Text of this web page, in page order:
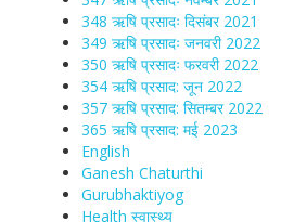
348 ऋषि प्रसादः दिसंबर 2021
349 ऋषि प्रसादः जनवरी 2022
350 ऋषि प्रसादः फरवरी 2022
354 ऋषि प्रसाद: जून 2022
357 ऋषि प्रसाद: सितम्बर 2022
365 ऋषि प्रसाद: मई 2023
English
Ganesh Chaturthi
Gurubhaktiyog
Health स्वास्‍थ्‍य